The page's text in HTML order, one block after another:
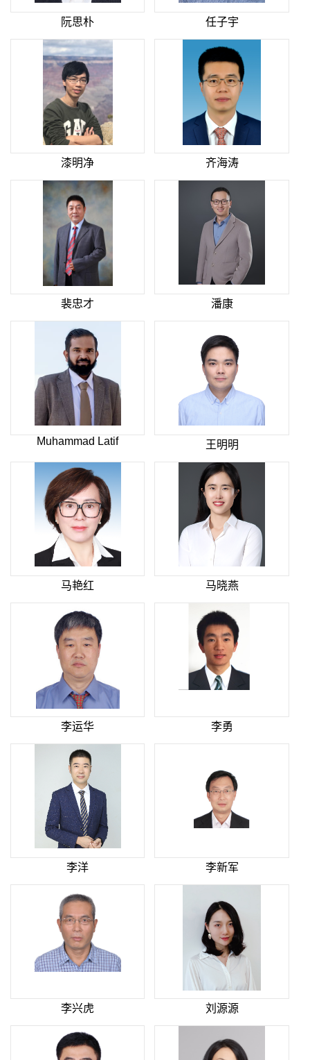
阮思朴 任子宇
漆明净 齐海涛
裴忠才 潘康
Muhammad Latif 王明明
马艳红 马晓燕
李运华 李勇
李洋 李新军
李兴虎 刘源源